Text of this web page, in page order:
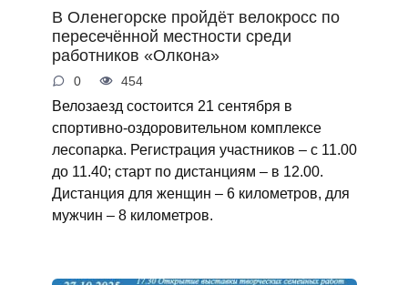
В Оленегорске пройдёт велокросс по
пересечённой местности среди
работников «Олкона»
0 454
Велозаезд состоится 21 сентября в
спортивно-оздоровительном комплексе
лесопарка. Регистрация участников – с 11.00
до 11.40; старт по дистанциям – в 12.00.
Дистанция для женщин – 6 километров, для
мужчин – 8 километров.